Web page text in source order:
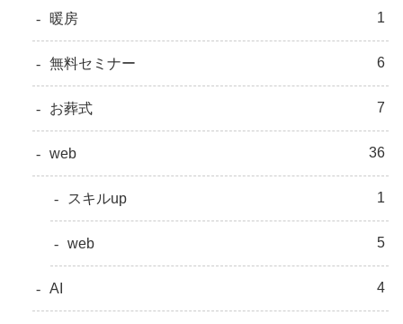
暖房 1
無料セミナー 6
お葬式 7
web 36
スキルup 1
web 5
AI 4